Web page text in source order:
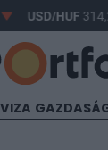
USD/HUF